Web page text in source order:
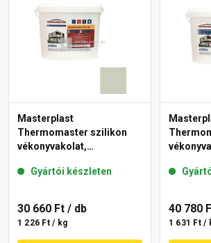
Masterplast
Thermomaster szilikon
vékonyvakolat,
42-D 25 kg
Gyártói készleten
30 660 Ft / db
1 226 Ft / kg
40 780
1 631 Ft /